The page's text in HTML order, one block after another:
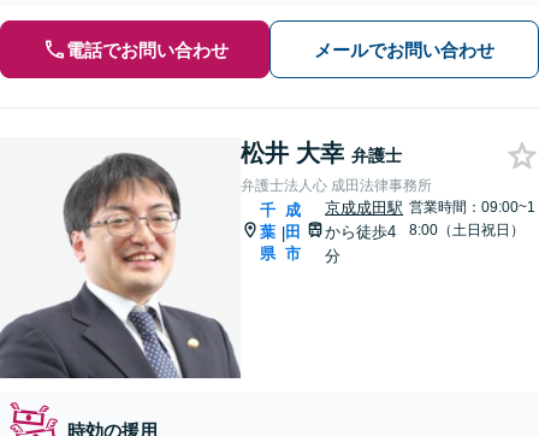
電話でお問い合わせ メールでお問い合わせ
松井 大幸 弁護士
弁護士法人心 成田法律事務所
千
葉
県
|
成
田
市
京成成田駅
から徒歩4
分
営業時間：09:00~1
8:00（土日祝日）
時効の援用